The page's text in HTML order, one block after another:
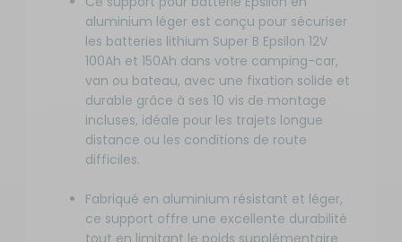
aluminium léger est conçu pour sécuriser
les batteries lithium Super B Epsilon 12V
100Ah et 150Ah dans votre camping-car,
van ou bateau, avec une fixation solide et
durable grâce à ses 10 vis de montage
incluses, idéale pour les trajets longue
distance ou les conditions de route
difficiles.
Fabriqué en aluminium résistant et léger,
ce support offre une excellente durabilité
tout en limitant le poids supplémentaire